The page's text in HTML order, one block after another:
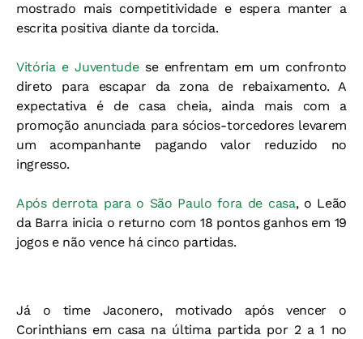
mostrado mais competitividade e espera manter a
escrita positiva diante da torcida.
Vitória e Juventudese enfrentam em um confronto
direto para escapar da zona de rebaixamento. A
expectativa é de casa cheia, ainda mais com a
promoção anunciada para sócios-torcedores levarem
um acompanhante pagando valor reduzido no
ingresso.
Após derrota para o São Paulo fora de casa, o Leão
da Barra inicia o returno com 18 pontos ganhos em 19
jogos e não vence há cinco partidas.
Já o time Jaconero, motivado após vencer o
Corinthians em casa na última partida por 2 a 1 no